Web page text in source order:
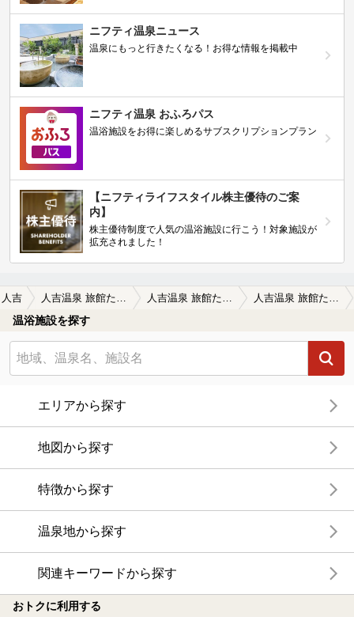
ニフティ温泉ニュース
温泉にもっと行きたくなる！お得な情報を掲載中
ニフティ温泉 おふろパス
温浴施設をお得に楽しめるサブスクリプションプラン
【ニフティライフスタイル株主優待のご案
内】
株主優待制度で人気の温浴施設に行こう！対象施設が
拡充されました！
人吉 人吉温泉 旅館たから湯 人吉温泉 旅館たから湯の口コミ一覧 人吉温泉 旅館たから湯の口コミ こじんまり
温浴施設を探す
エリアから探す
地図から探す
特徴から探す
温泉地から探す
関連キーワードから探す
おトクに利用する